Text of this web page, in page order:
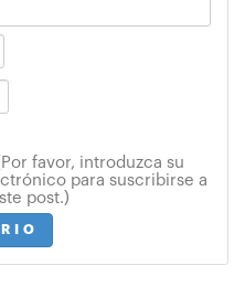
favor, introduzca su
para suscribirse a
post.)